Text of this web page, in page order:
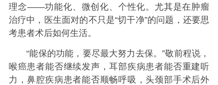
理念——功能化、微创化、个性化。尤其是在肿瘤
治疗中，医生面对的不只是“切干净”的问题，还要思
考患者术后如何生活。
“能保的功能，要尽最大努力去保。”敬前程说，
喉癌患者能否继续发声，耳部疾病患者能否重建听
力，鼻腔疾病患者能否顺畅呼吸，头颈部手术后外